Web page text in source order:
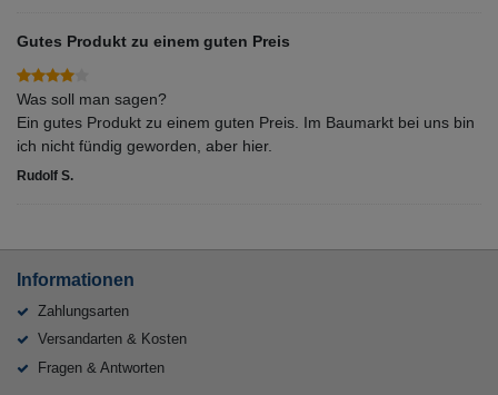
Gutes Produkt zu einem guten Preis
Was soll man sagen?
Ein gutes Produkt zu einem guten Preis. Im Baumarkt bei uns bin
ich nicht fündig geworden, aber hier.
Rudolf S.
Informationen
Zahlungsarten
Versandarten & Kosten
Fragen & Antworten